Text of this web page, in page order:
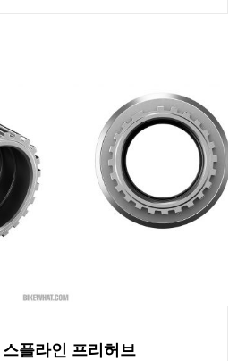
플라인 프리허브